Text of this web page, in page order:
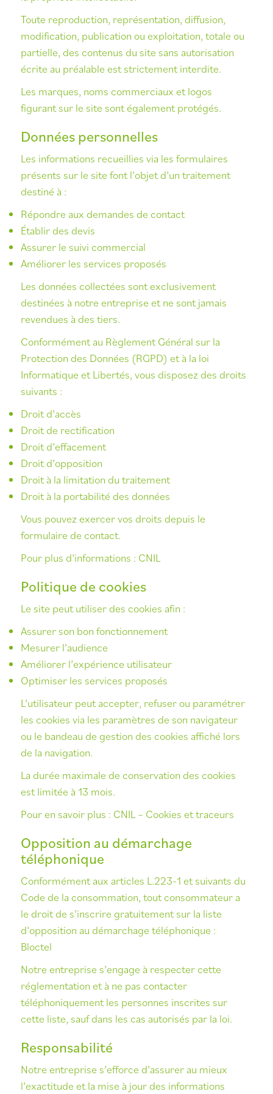
Toute reproduction, représentation, diffusion,
modification, publication ou exploitation, totale ou
partielle, des contenus du site sans autorisation
écrite au préalable est strictement interdite.
Les marques, noms commerciaux et logos
figurant sur le site sont également protégés.
Données personnelles
Les informations recueillies via les formulaires
présents sur le site font l’objet d’un traitement
destiné à :
Répondre aux demandes de contact
Établir des devis
Assurer le suivi commercial
Améliorer les services proposés
Les données collectées sont exclusivement
destinées à notre entreprise et ne sont jamais
revendues à des tiers.
Conformément au Règlement Général sur la
Protection des Données (RGPD) et à la loi
Informatique et Libertés, vous disposez des droits
suivants :
Droit d’accès
Droit de rectification
Droit d’effacement
Droit d’opposition
Droit à la limitation du traitement
Droit à la portabilité des données
Vous pouvez exercer vos droits depuis le
formulaire de contact.
Pour plus d’informations : CNIL
Politique de cookies
Le site peut utiliser des cookies afin :
Assurer son bon fonctionnement
Mesurer l’audience
Améliorer l’expérience utilisateur
Optimiser les services proposés
L’utilisateur peut accepter, refuser ou paramétrer
les cookies via les paramètres de son navigateur
ou le bandeau de gestion des cookies affiché lors
de la navigation.
La durée maximale de conservation des cookies
est limitée à 13 mois.
Pour en savoir plus : CNIL – Cookies et traceurs
Opposition au démarchage
téléphonique
Conformément aux articles L.223-1 et suivants du
Code de la consommation, tout consommateur a
le droit de s’inscrire gratuitement sur la liste
d’opposition au démarchage téléphonique :
Bloctel
Notre entreprise s’engage à respecter cette
réglementation et à ne pas contacter
téléphoniquement les personnes inscrites sur
cette liste, sauf dans les cas autorisés par la loi.
Responsabilité
Notre entreprise s’efforce d’assurer au mieux
l’exactitude et la mise à jour des informations